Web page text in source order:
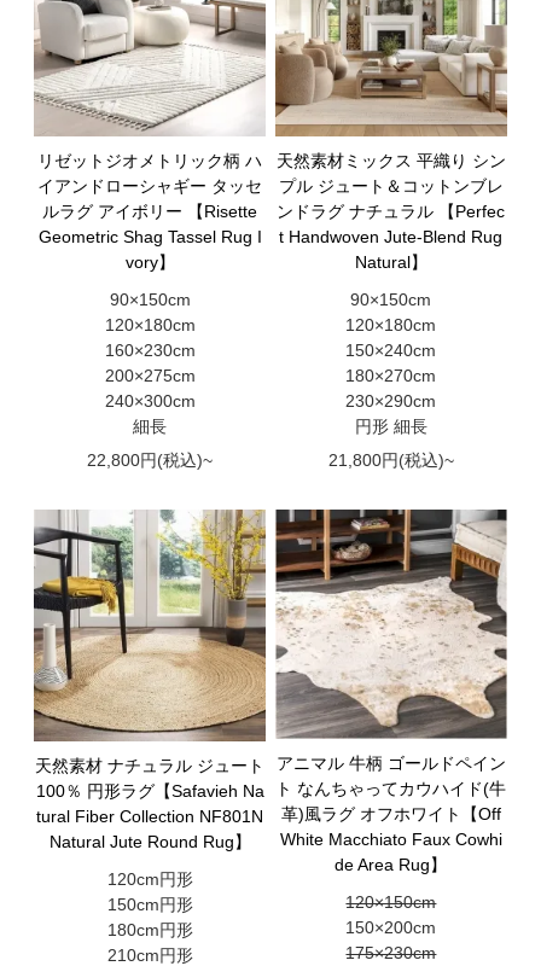
リゼットジオメトリック柄 ハ
イアンドローシャギー タッセ
ルラグ アイボリー 【Risette
Geometric Shag Tassel Rug I
vory】
90×150cm
120×180cm
160×230cm
200×275cm
240×300cm
細長
22,800円(税込)~
天然素材ミックス 平織り シン
プル ジュート＆コットンブレ
ンドラグ ナチュラル 【Perfec
t Handwoven Jute-Blend Rug
Natural】
90×150cm
120×180cm
150×240cm
180×270cm
230×290cm
円形 細長
21,800円(税込)~
天然素材 ナチュラル ジュート
100％ 円形ラグ【Safavieh Na
tural Fiber Collection NF801N
Natural Jute Round Rug】
120cm円形
150cm円形
180cm円形
210cm円形
アニマル 牛柄 ゴールドペイン
ト なんちゃってカウハイド(牛
革)風ラグ オフホワイト【Off
White Macchiato Faux Cowhi
de Area Rug】
120×150cm
150×200cm
175×230cm